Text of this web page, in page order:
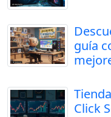
guía
Click